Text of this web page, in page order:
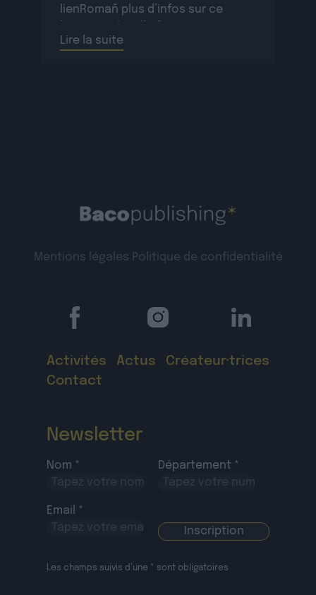
lienRomañ plus d’infos sur ce
lienSopycal plus d’infos sur ce
Lire la suite
Mentions légales Politique de confidentialité
Activités Actus
Créateur·trices
Contact
Newsletter
Nom * Département *
Email *
Les champs suivis d’une * sont obligatoires